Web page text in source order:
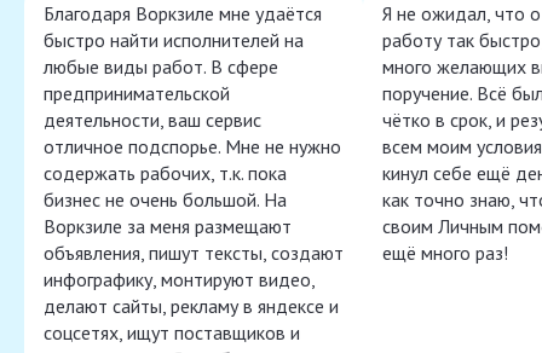
Благодаря Воркзиле мне удаётся
быстро найти исполнителей на
любые виды работ. В сфере
предпринимательской
деятельности, ваш сервис
отличное подспорье. Мне не нужно
содержать рабочих, т.к. пока
бизнес не очень большой. На
Воркзиле за меня размещают
объявления, пишут тексты, создают
инфографику, монтируют видео,
делают сайты, рекламу в яндексе и
соцсетях, ищут поставщиков и
Я не ожидал, что
работу так
много желающих
поручение. Всё
чётко в срок, и
всем моим
кинул себе ещё
как точно знаю,
своим Личным
ещё много раз!